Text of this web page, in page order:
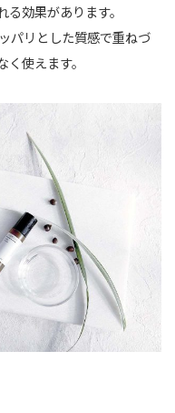
効果があります。
パリとした質感で重ねづ
使えます。